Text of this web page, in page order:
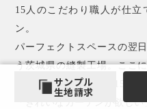
15人のこだわり職人が仕
ン。
パーフェクトスペースの翌
う茨城県の縫製工場。ここ
確かな縫製技術を持つ15人
「きれいなカーテンが欲しい
サンプル
生地請求